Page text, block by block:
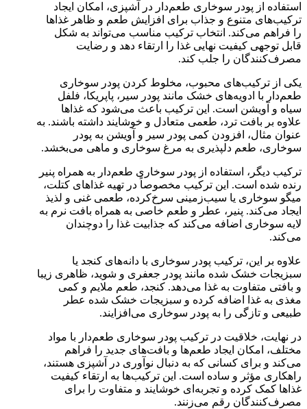
استفاده از پودر سوخاری طعم‌دار در آشپزی، امکان ایجاد
ترکیب‌های متنوع و جذاب برای افزایش طعم و ظاهر غذاها
را فراهم می‌کند. انتخاب ترکیب مناسب می‌تواند به شکل
قابل توجهی کیفیت نهایی غذا را ارتقاء دهد و رضایت
مصرف‌کنندگان را جلب کند.
یکی از ترکیب‌های محبوب، مخلوط کردن پودر سوخاری
طعم‌دار با ادویه‌های خشک مانند پودر سیر، پاپریکا، فلفل
سیاه و آویشن است. این ترکیب باعث می‌شود که غذاها
علاوه بر بافت ترد، طعمی متعادل و خوشایند داشته باشند. به
عنوان مثال، افزودن کمی پودر سیر و آویشن به پودر
سوخاری، طعم دلپذیری به مرغ سوخاری و ماهی می‌بخشد.
ترکیب دیگر، استفاده از پودر سوخاری طعم‌دار به همراه پنیر
رنده شده است. این ترکیب مخصوصاً در تهیه غذاهای کتلت،
میگو سوخاری یا سیب‌زمینی سرخ‌کرده، طعمی غنی و لذیذ
ایجاد می‌کند. پنیر، عطر و طعم خاصی به همراه بافت نرم به
لایه سوخاری اضافه می‌کند که جذابیت غذا را دوچندان
می‌کند.
علاوه بر این، ترکیب پودر سوخاری با دانه‌های کنجد یا
سبزیجات خشک شده مانند پودر جعفری و شوید، ظاهری زیبا
و بافتی متفاوت به غذا می‌دهد. کنجد، طعم ملایم و کمی
مغذی به غذا اضافه کرده و سبزیجات خشک شده عطر
طبیعی و تازگی را به پودر سوخاری می‌افزایند.
در نهایت، خلاقیت در ترکیب پودر سوخاری طعم‌دار با مواد
مختلف، امکان ایجاد طعم‌ها و بافت‌های جدید را فراهم
می‌کند و برای کسانی که به دنبال نوآوری در آشپزی هستند،
راهکاری مؤثر و ساده است. این ترکیب‌ها به ارتقاء کیفیت
غذاها کمک کرده و تجربه‌ای خوشایند و متفاوت را برای
مصرف‌کنندگان رقم می‌زنند.